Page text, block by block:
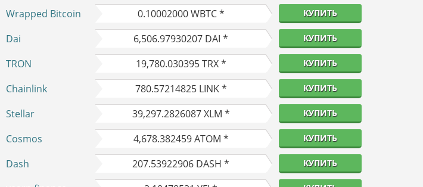
Wrapped Bitcoin 0.10002000WBTC * КУПИТЬ
Dai 6,506.97930207 DAI * КУПИТЬ
TRON 19,780.030395TRX * КУПИТЬ
Chainlink 780.57214825LINK * КУПИТЬ
Stellar 39,297.2826087XLM * КУПИТЬ
Cosmos 4,678.382459ATOM * КУПИТЬ
Dash 207.53922906 DASH * КУПИТЬ